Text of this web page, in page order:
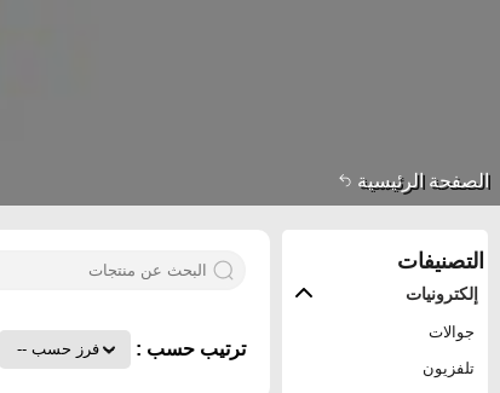
الصفحة الرئيسية
التصنيفات
إلكترونيات
جوالات
تلفزيون
ترتيب حسب :